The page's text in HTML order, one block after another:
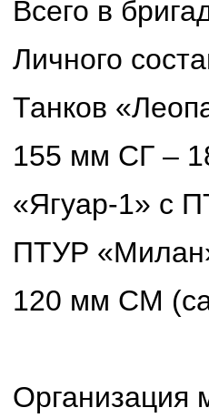
Всего в
Личного
Танков
155 мм СГ –
«Ягуар-1» с
ПТУР
120 мм СМ
Организация